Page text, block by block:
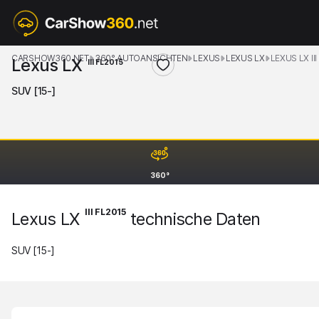
360°
CARSHOW360.NET 360° AUTOANSICHTEN LEXUS LEXUS LX LEXUS LX
Lexus LX III FL2015
SUV [15-]
Lexus LX III FL2015technische Daten
SUV [15-]